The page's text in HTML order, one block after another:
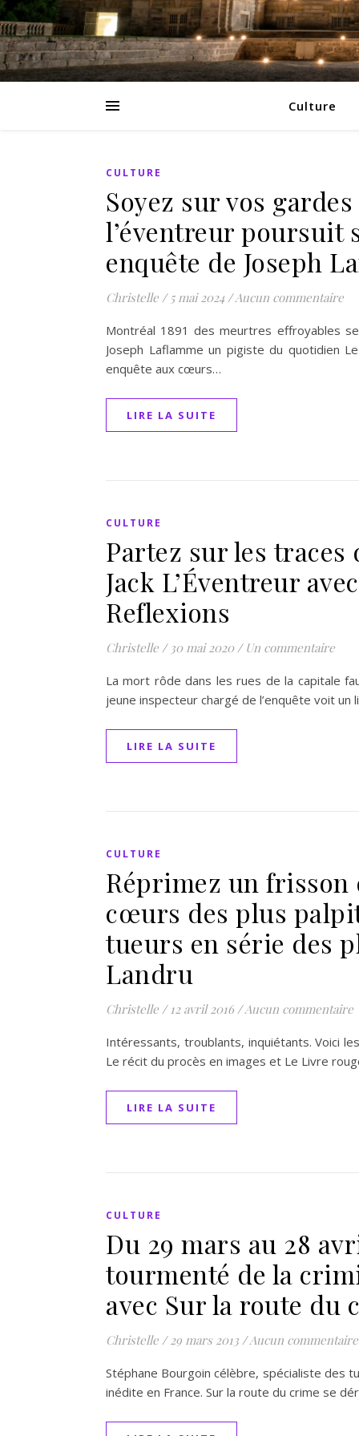
Culture
CULTURE
Soyez sur vos
l’éventreur poursuit
enquête de Joseph
Christelle / 5 mai 2024 /Aucun commentaire
Montréal 1891 des meurtres effroyables
Joseph Laflamme un pigiste du quotidien
enquête aux cœurs…
LIRE LA SUITE
CULTURE
Partez sur les
Jack L’Éventreur
Reflexions
Christelle / 30 mai 2020 / Un commentaire
La mort rôde dans les rues de la capitale
jeune inspecteur chargé de l’enquête voit
LIRE LA SUITE
CULTURE
Réprimez un frisson
cœurs des plus
tueurs en série des
Landru
Christelle / 12 avril 2016 /Aucun commentaire
Intéressants, troublants, inquiétants. Voici
Le récit du procès en images et Le Livre
LIRE LA SUITE
CULTURE
Du 29 mars au 28
tourmenté de la
avec Sur la route du
Christelle / 29 mars 2013 /Aucun commentaire
Stéphane Bourgoin célèbre, spécialiste des
inédite en France. Sur la route du crime se